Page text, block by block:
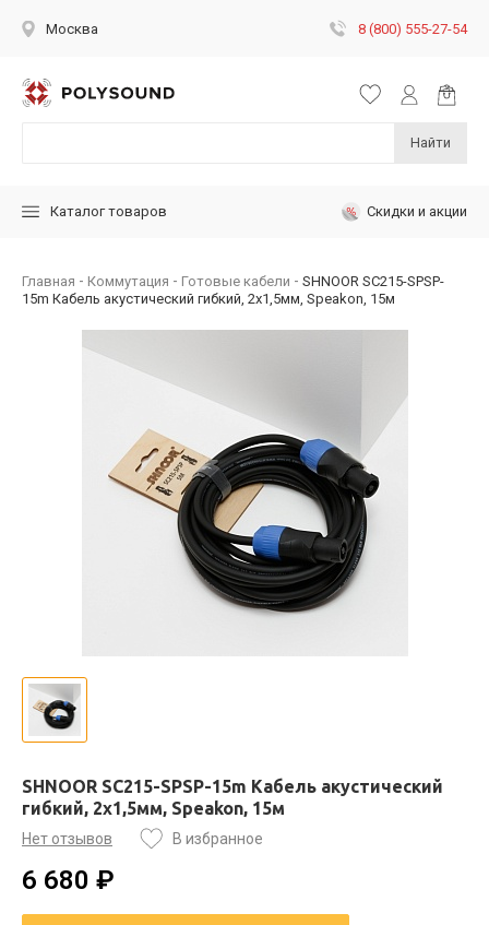
Москва 8 (800) 555-27-54
Найти
Каталог товаров Скидки и акции
Главная Коммутация Готовые кабели
SHNOOR SC215-SPSP-
15m Кабель акустический гибкий, 2x1,5мм, Speakon, 15м
SHNOOR SC215-SPSP-15m Кабель акустический
гибкий, 2x1,5мм, Speakon, 15м
Нет отзывов В избранное
6 680 ₽